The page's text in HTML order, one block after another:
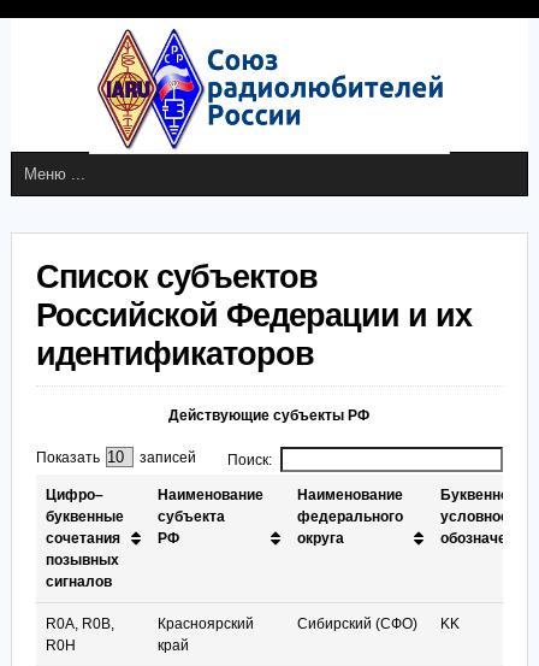
Список субъектов
Российской Федерации и их
идентификаторов
Действующие субъекты РФ
Показать записей Поиск:
Цифро–
буквенные
сочетания
позывных
сигналов
Наименование
субъекта
РФ
Наименование
федерального
округа
Буквенное
условное
обозначение
буквенные
Наименование
субъекта
РФ
Наименование
федерального
R0A, R0B,
R0H
Красноярский
край
Сибирский (СФО) KK